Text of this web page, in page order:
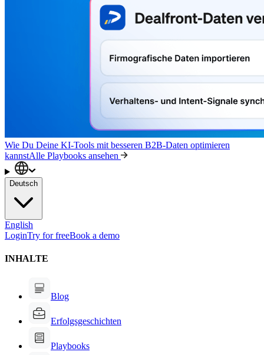
Wie Du Deine KI-Tools mit besseren B2B-Daten optimieren
kannstAlle Playbooks ansehen
Deutsch
English
LoginTry for freeBook a demo
INHALTE
Blog
Erfolgsgeschichten
Playbooks